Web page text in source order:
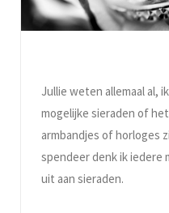
Jullie weten allemaal al,
mogelijke sieraden of
armbandjes of horloges
spendeer denk ik iedere
uit aan sieraden.